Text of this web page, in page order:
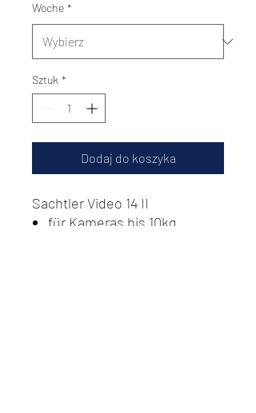
Woche *
Sztuk *
Dodaj do koszyka
Sachtler Video 14 II
für Kameras bis 10kg